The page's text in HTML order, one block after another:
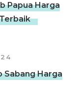
Papua Harga
Sabang Harga